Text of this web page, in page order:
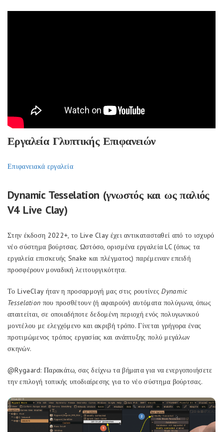
Εργαλεία Γλυπτικής Επιφανειών
Επιφανειακά εργαλεία
Dynamic Tesselation (γνωστός και ως παλιός
V4 Live Clay)
Στην έκδοση 2022+, το Live Clay έχει αντικατασταθεί από το ισχυρό
νέο σύστημα βούρτσας. Ωστόσο, ορισμένα εργαλεία LC (όπως τα
εργαλεία επισκευής Snake και πλέγματος) παρέμειναν επειδή
προσφέρουν μοναδική λειτουργικότητα.
Το LiveClay ήταν η προσαρμογή μας στις ρουτίνεςDynamic
Tesselation που προσθέτουν (ή αφαιρούν) αυτόματα πολύγωνα, όπως
απαιτείται, σε οποιαδήποτε δεδομένη περιοχή ενός πολυγωνικού
μοντέλου με ελεγχόμενο και ακριβή τρόπο. Γίνεται γρήγορα ένας
προτιμώμενος τρόπος εργασίας και ανάπτυξης πολύ μεγάλων
σκηνών.
@Rygaard: Παρακάτω, σας δείχνω τα βήματα για να ενεργοποιήσετε
την επιλογή τοπικής υποδιαίρεσης για το νέο σύστημα βούρτσας.